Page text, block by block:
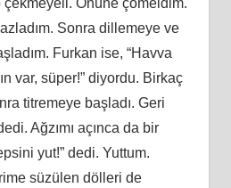
Sonra dillemeye ve
Furkan ise, “Havva
var, süper!” diyordu. Birkaç
titremeye başladı. Geri
Ağzımı açınca da bir
yut!” dedi. Yuttum.
süzülen dölleri de